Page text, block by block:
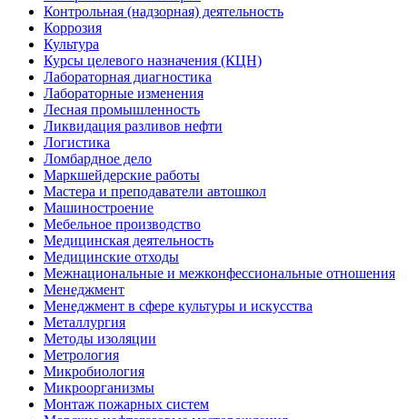
Контрольная (надзорная) деятельность
Коррозия
Культура
Курсы целевого назначения (КЦН)
Лабораторная диагностика
Лабораторные изменения
Лесная промышленность
Ликвидация разливов нефти
Логистика
Ломбардное дело
Маркшейдерские работы
Мастера и преподаватели автошкол
Машиностроение
Мебельное производство
Медицинская деятельность
Медицинские отходы
Межнациональные и межконфессиональные отношения
Менеджмент
Менеджмент в сфере культуры и искусства
Металлургия
Методы изоляции
Метрология
Микробиология
Микроорганизмы
Монтаж пожарных систем